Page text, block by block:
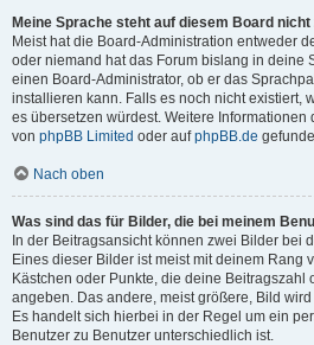
Meine Sprache steht auf diesem Board
Meist hat die Board-Administration entweder
oder niemand hat das Forum bislang in deine
einen Board-Administrator, ob er das
installieren kann. Falls es noch nicht existiert,
es übersetzen würdest. Weitere Informationen
von phpBB Limited oder aufphpBB.de
Nach oben
Was sind das für Bilder, die bei meinem
In der Beitragsansicht können zwei Bilder bei
Eines dieser Bilder ist meist mit deinem Rang
Kästchen oder Punkte, die deine Beitragszahl
angeben. Das andere, meist größere, Bild wird
Es handelt sich hierbei in der Regel um ein
Benutzer zu Benutzer unterschiedlich ist.